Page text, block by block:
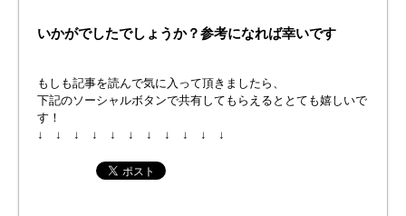
いかがでしたでしょうか？参考になれば幸いです
もしも記事を読んで気に入って頂きましたら、
下記のソーシャルボタンで共有してもらえるととても嬉しいで
す！
↓ ↓ ↓ ↓ ↓ ↓ ↓ ↓ ↓ ↓ ↓